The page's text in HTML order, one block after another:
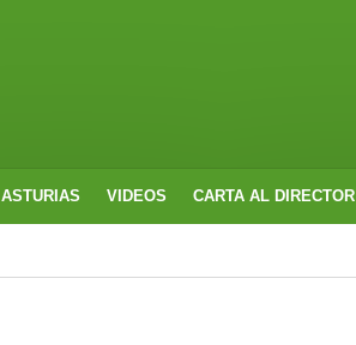
ASTURIAS VIDEOS CARTA AL DIRECTOR